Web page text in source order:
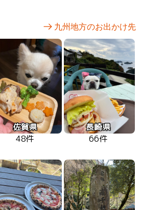
九州地方のお出かけ先
佐賀県
48件
長崎県
66件